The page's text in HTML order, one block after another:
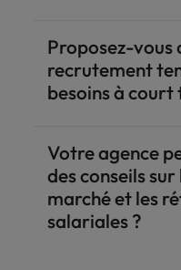
Proposez-vous
recrutement
besoins à court
Votre agence
des conseils
marché et les
salariales ?